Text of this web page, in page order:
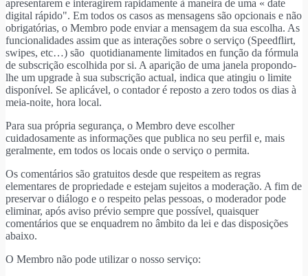
apresentarem e interagirem rapidamente à maneira de uma « date
digital rápido". Em todos os casos as mensagens são opcionais e não
obrigatórias, o Membro pode enviar a mensagem da sua escolha. As
funcionalidades assim que as interações sobre o serviço (Speedflirt,
swipes, etc…) são quotidianamente limitados en função da fórmula
de subscrição escolhida por si. A aparição de uma janela propondo-
lhe um upgrade à sua subscrição actual, indica que atingiu o limite
disponível. Se aplicável, o contador é reposto a zero todos os dias à
meia-noite, hora local.
Para sua própria segurança, o Membro deve escolher
cuidadosamente as informações que publica no seu perfil e, mais
geralmente, em todos os locais onde o serviço o permita.
Os comentários são gratuitos desde que respeitem as regras
elementares de propriedade e estejam sujeitos a moderação. A fim de
preservar o diálogo e o respeito pelas pessoas, o moderador pode
eliminar, após aviso prévio sempre que possível, quaisquer
comentários que se enquadrem no âmbito da lei e das disposições
abaixo.
O Membro não pode utilizar o nosso serviço: